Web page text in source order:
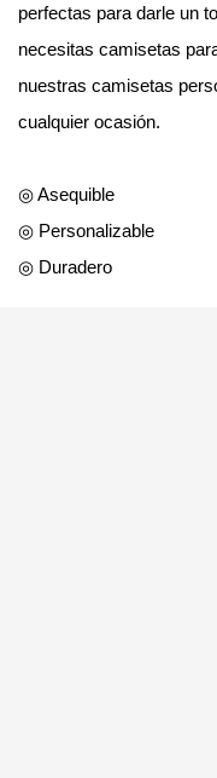
perfectas para darle un
necesitas camisetas
nuestras camisetas
cualquier ocasión.
◎ Asequible
◎ Personalizable
◎ Duradero